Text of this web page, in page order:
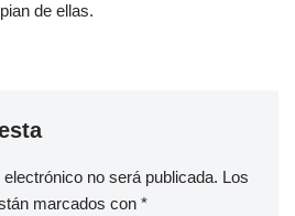
de ellas.
no será publicada. Los
marcados con *